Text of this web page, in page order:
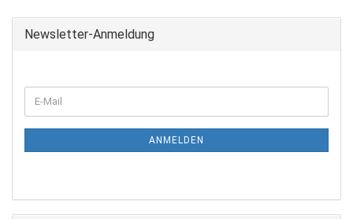
Newsletter-Anmeldung
ANMELDEN